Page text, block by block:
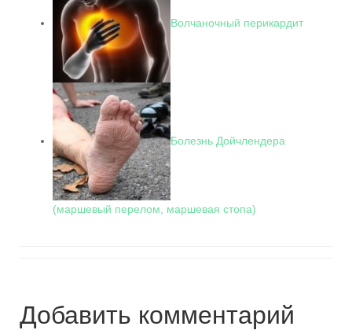
Волчаночный перикардит
Болезнь Дойчлендера
(маршевый перелом, маршевая стопа)
Добавить комментарий